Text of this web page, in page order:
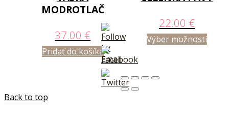
MODROTLAČ
37.00 €
Pridať do košíka
22.00 €
Výber možností
Back to top